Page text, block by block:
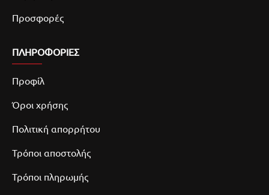
Προσφορές
ΠΛΗΡΟΦΟΡΙΕΣ
Προφίλ
Όροι χρήσης
Πολιτική απορρήτου
Τρόποι αποστολής
Τρόποι πληρωμής